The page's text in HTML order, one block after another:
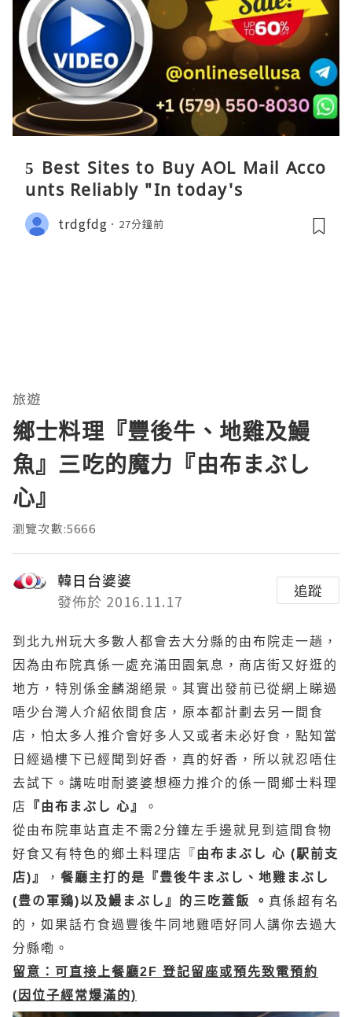
5 Best Sites to Buy AOL Mail Acco
unts Reliably "In today's
trdgfdg 27分鐘前
旅遊
鄉士料理『豐後牛、地雞及鰻
魚』三吃的魔力『由布まぶし
心』
瀏覽次數:5666
韓日台婆婆
發佈於 2016.11.17
追蹤
到北九州玩大多數人都會去大分縣的由布院走一趟，
因為由布院真係一處充滿田園氣息，商店街又好逛的
地方，特別係金麟湖絕景。其實出發前已從網上睇過
唔少台灣人介紹依間食店，原本都計劃去另一間食
店，怕太多人推介會好多人又或者未必好食，點知當
日經過樓下已經聞到好香，真的好香，所以就忍唔住
去試下。講咗咁耐婆婆想極力推介的係一間鄉士料理
店
『由布まぶし 心』
。
從由布院車站直走不需2分鐘左手邊就見到這間食物
好食又有特色的鄉土料理店『由布まぶし 心 (駅前支
店)』
， 餐廳主打的是『豊後牛まぶし、地雞まぶし
(豊の軍鶏)以及鰻まぶし』的三吃蓋飯 。 真係超有名
的，如果話冇食過豐後牛同地雞唔好同人講你去過大
分縣嘞。
留意：可直接上餐廳2F 登記留座或預先致電預約
(因位子經常爆滿的)